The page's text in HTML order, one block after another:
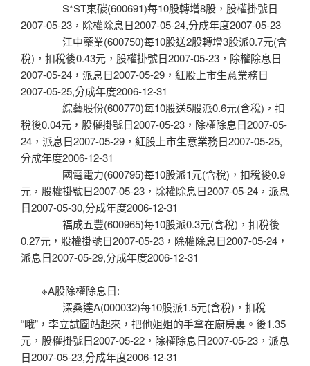
S*ST東碳(600691)每10股轉增8股，股權掛號日
2007-05-23，除權除息日2007-05-24,分成年度2007-05-23
江中藥業(600750)每10股送2股轉增3股派0.7元(含
稅)，扣稅後0.43元，股權掛號日2007-05-23，除權除息日
2007-05-24，派息日2007-05-29，紅股上市生意業務日
2007-05-25,分成年度2006-12-31
綜藝股份(600770)每10股送5股派0.6元(含稅)，扣
稅後0.04元，股權掛號日2007-05-23，除權除息日2007-05-
24，派息日2007-05-29，紅股上市生意業務日2007-05-25,
分成年度2006-12-31
國電電力(600795)每10股派1元(含稅)，扣稅後0.9
元，股權掛號日2007-05-23，除權除息日2007-05-24，派息
日2007-05-30,分成年度2006-12-31
福成五豐(600965)每10股派0.3元(含稅)，扣稅後
0.27元，股權掛號日2007-05-23，除權除息日2007-05-24，
派息日2007-05-29,分成年度2006-12-31
※A股除權除息日:
深桑達A(000032)每10股派1.5元(含稅)，扣稅
“哦”，李立試圖站起來，把他姐姐的手拿在廚房裏。後1.35
元，股權掛號日2007-05-22，除權除息日2007-05-23，派息
日2007-05-23,分成年度2006-12-31